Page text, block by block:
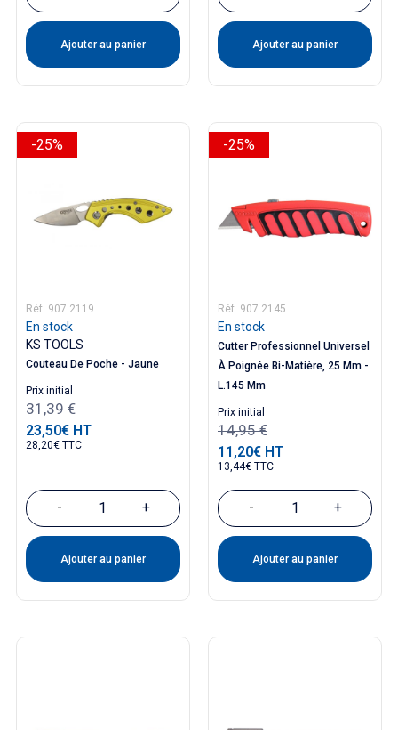
Ajouter au panier Ajouter au panier
Réf. 907.2119
En stock
KS TOOLS
Couteau De Poche - Jaune
Prix
23,50€ HT
28,20€ TTC
Prix ​​initial
31,39 €
- +
Ajouter au panier
-25%
Réf. 907.2145
En stock
Cutter Professionnel Universel
À Poignée Bi-Matière, 25 Mm -
L.145 Mm
Prix
11,20€ HT
13,44€ TTC
Prix ​​initial
14,95 €
- +
Ajouter au panier
-25%